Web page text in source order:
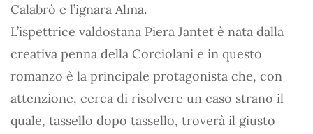
Calabrò e l’ignara Alma.
L’ispettrice valdostana Piera Jantet è nata dalla
creativa penna della Corciolani e in questo
romanzo è la principale protagonista che, con
attenzione, cerca di risolvere un caso strano il
quale, tassello dopo tassello, troverà il giusto